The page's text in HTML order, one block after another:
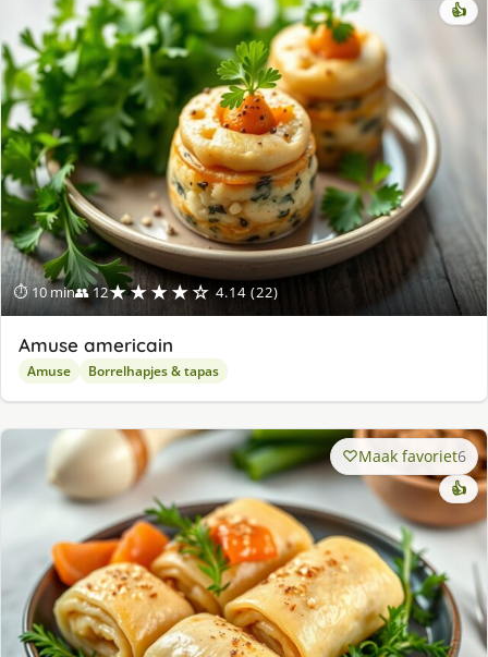
⏱ 10 min👥 12★★★★☆ 4.14 (22)
👍
Amuse americain
Amuse Borrelhapjes & tapas
Maak favoriet6
👍